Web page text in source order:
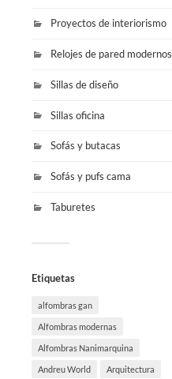
Proyectos de interiorismo
Relojes de pared modernos
Sillas de diseño
Sillas oficina
Sofás y butacas
Sofás y pufs cama
Taburetes
Etiquetas
alfombras gan
Alfombras modernas
Alfombras Nanimarquina
Andreu World Arquitectura